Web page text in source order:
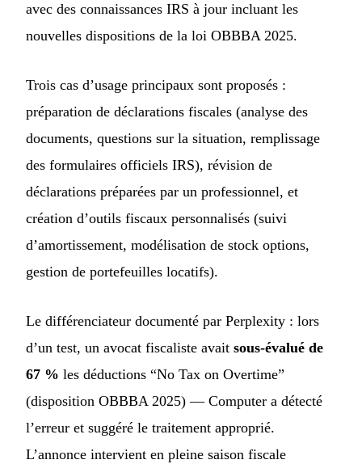
avec des connaissances IRS à jour incluant les
nouvelles dispositions de la loi OBBBA 2025.
Trois cas d’usage principaux sont proposés :
préparation de déclarations fiscales (analyse des
documents, questions sur la situation, remplissage
des formulaires officiels IRS), révision de
déclarations préparées par un professionnel, et
création d’outils fiscaux personnalisés (suivi
d’amortissement, modélisation de stock options,
gestion de portefeuilles locatifs).
Le différenciateur documenté par Perplexity : lors
d’un test, un avocat fiscaliste avait sous-évalué de
67 % les déductions “No Tax on Overtime”
(disposition OBBBA 2025) — Computer a détecté
l’erreur et suggéré le traitement approprié.
L’annonce intervient en pleine saison fiscale